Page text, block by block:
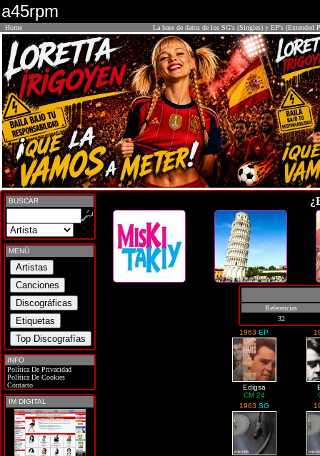
a45rpm
Home La base de datos de los SG's (Singles) y EP's (Extended
BUSCAR
MENÚ
INFO
Política De Privacidad
Política De Cookies
Contacto
IM DIGITAL
Referencias
32
1963EP
Edigsa
CM 24
1963 SG